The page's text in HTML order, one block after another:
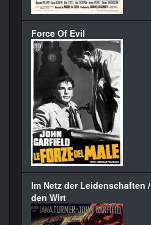
Force Of Evil
Im Netz der Leidenschaften
den Wirt